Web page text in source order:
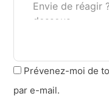
Prévenez-moi de
par e-mail.